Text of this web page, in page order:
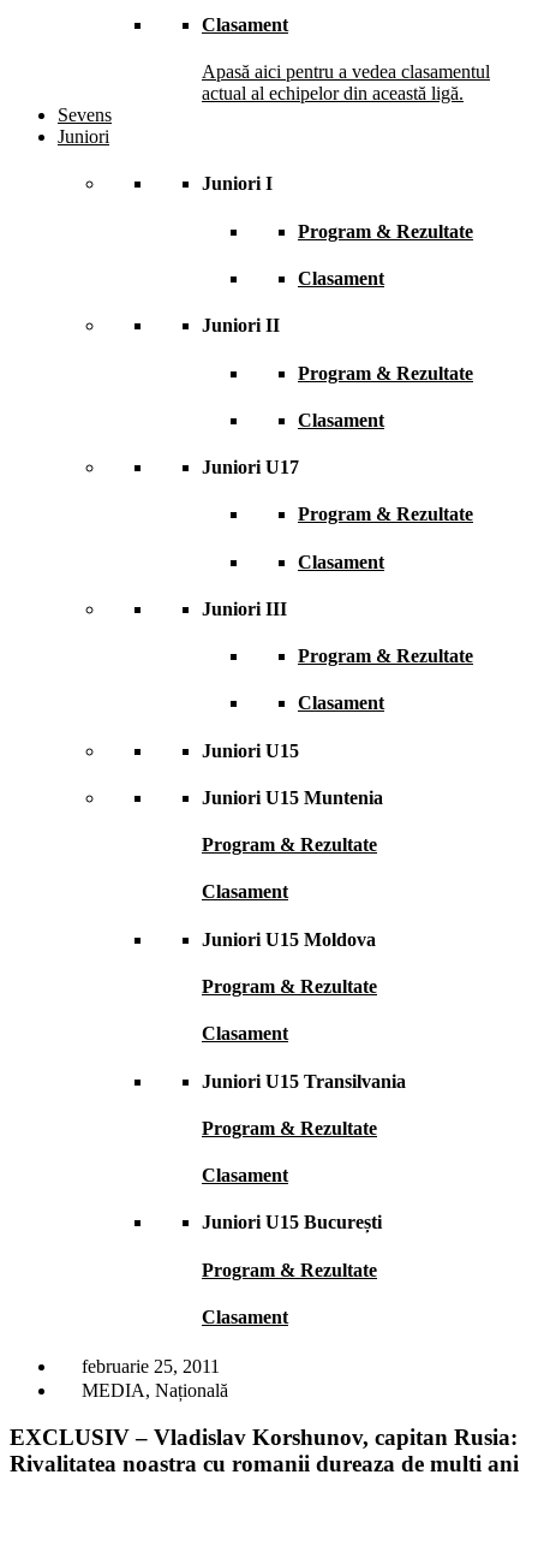
Clasament
Apasă aici pentru a vedea clasamentul
actual al echipelor din această ligă.
Sevens
Juniori
Juniori I
Program & Rezultate
Clasament
Juniori II
Program & Rezultate
Clasament
Juniori U17
Program & Rezultate
Clasament
Juniori III
Program & Rezultate
Clasament
Juniori U15
Juniori U15 Muntenia
Program & Rezultate
Clasament
Juniori U15 Moldova
Program & Rezultate
Clasament
Juniori U15 Transilvania
Program & Rezultate
Clasament
Juniori U15 București
Program & Rezultate
Clasament
februarie 25, 2011
MEDIA, Națională
EXCLUSIV – Vladislav Korshunov, capitan Rusia:
Rivalitatea noastra cu romanii dureaza de multi ani